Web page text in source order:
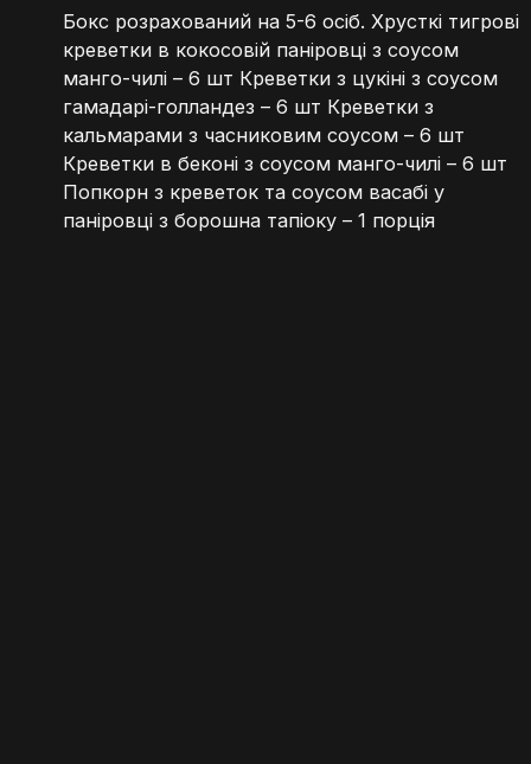
Бокс розрахований на 5-6 осіб. Хрусткі тигрові
креветки в кокосовій паніровці з соусом
манго-чилі – 6 шт Креветки з цукіні з соусом
гамадарі-голландез – 6 шт Креветки з
кальмарами з часниковим соусом – 6 шт
Креветки в беконі з соусом манго-чилі – 6 шт
Попкорн з креветок та соусом васабі у
паніровці з борошна тапіоку – 1 порція